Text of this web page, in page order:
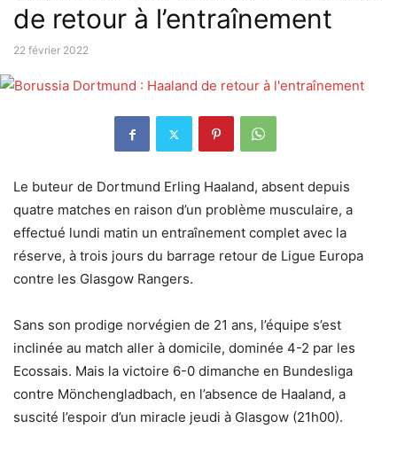
de retour à l’entraînement
22 février 2022
Le buteur de Dortmund Erling Haaland, absent depuis
quatre matches en raison d’un problème musculaire, a
effectué lundi matin un entraînement complet avec la
réserve, à trois jours du barrage retour de Ligue Europa
contre les Glasgow Rangers.
Sans son prodige norvégien de 21 ans, l’équipe s’est
inclinée au match aller à domicile, dominée 4-2 par les
Ecossais. Mais la victoire 6-0 dimanche en Bundesliga
contre Mönchengladbach, en l’absence de Haaland, a
suscité l’espoir d’un miracle jeudi à Glasgow (21h00).